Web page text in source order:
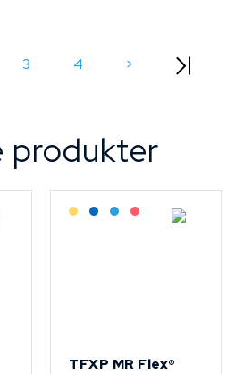
3 4 >
produkter
Lagerført: Grossist
Lagerført: NEK Kabel
Bestilling: 2-3 uker
På forespørsel
TFXP MR Flex®